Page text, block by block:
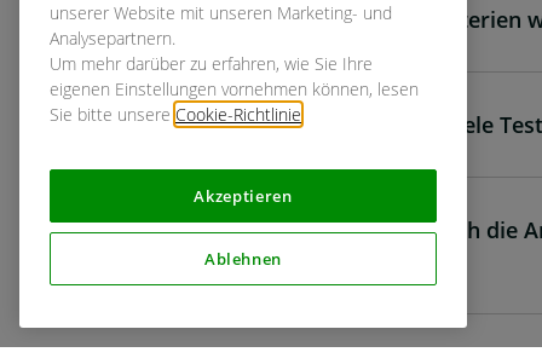
Ist die Anzahl der Kriterien
Kann ich unendlich viele
Was passiert, wenn ich die
erreiche?
unserer Website mit unseren Marketing- und
Analysepartnern.
Um mehr darüber zu erfahren, wie Sie Ihre
eigenen Einstellungen vornehmen können, lesen
Sie bitte unsere Cookie-Richtlinie
Akzeptieren
Ablehnen